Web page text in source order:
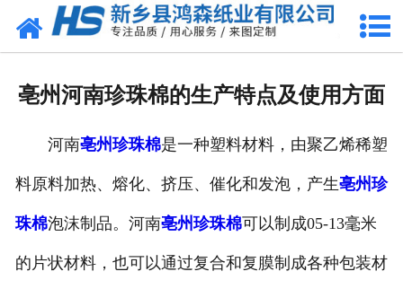
网站首页
新闻动态
亳州河南珍珠棉的生产特点及使用方面
河南亳州珍珠棉是一种塑料材料，由聚乙烯稀塑
料原料加热、熔化、挤压、催化和发泡，产生亳州珍
珠棉泡沫制品。河南亳州珍珠棉可以制成05-13毫米
的片状材料，也可以通过复合和复膜制成各种包装材